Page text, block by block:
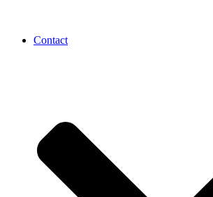
Contact